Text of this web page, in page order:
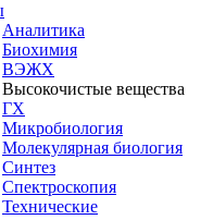
Аналитика
Биохимия
ВЭЖХ
Высокочистые вещества
ГХ
Микробиология
Молекулярная биология
Синтез
Спектроскопия
Технические